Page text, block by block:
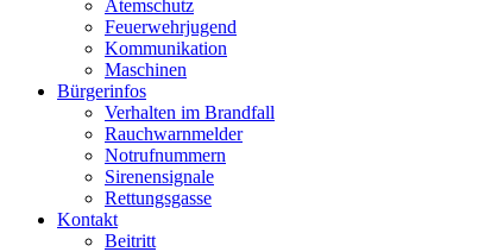
Atemschutz
Feuerwehrjugend
Kommunikation
Maschinen
Bürgerinfos
Verhalten im Brandfall
Rauchwarnmelder
Notrufnummern
Sirenensignale
Rettungsgasse
Kontakt
Beitritt